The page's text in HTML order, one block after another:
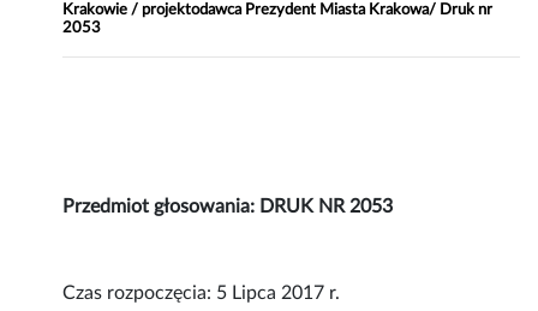
Krakowie / projektodawca Prezydent Miasta Krakowa/ Druk nr
2053
Przedmiot głosowania: DRUK NR 2053
Czas rozpoczęcia: 5 Lipca 2017 r.